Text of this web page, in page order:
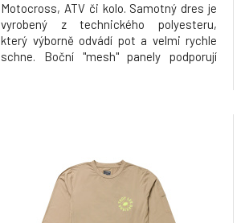
Motocross, ATV či kolo. Samotný dres je
vyrobený z technického polyesteru,
který výborně odvádí pot a velmi rychle
schne. Boční "mesh" panely podporují